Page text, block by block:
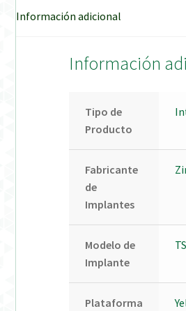
Información adicional
Información
Tipo de
Producto
Fabricante
de
Implantes
Modelo de
Implante
Plataforma